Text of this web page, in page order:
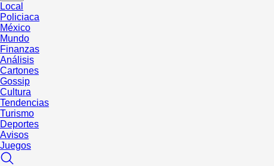
Local
Policiaca
México
Mundo
Finanzas
Análisis
Cartones
Gossip
Cultura
Tendencias
Turismo
Deportes
Avisos
Juegos